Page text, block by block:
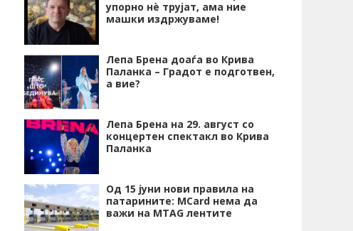
упорно нѐ трујат, ама ние
машки издржуваме!
Лепа Брена доаѓа во Крива
Паланка – Градот е подготвен,
а вие?
Лепа Брена на 29. август со
концертен спектакл во Крива
Паланка
Од 15 јуни нови правила на
патарините: MCard нема да
важи на MTAG лентите